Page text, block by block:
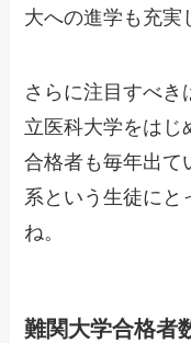
大への進学も充実
さらに注目すべき
立医科大学をはじ
合格者も毎年出て
系という生徒にと
ね。
難関大学合格者